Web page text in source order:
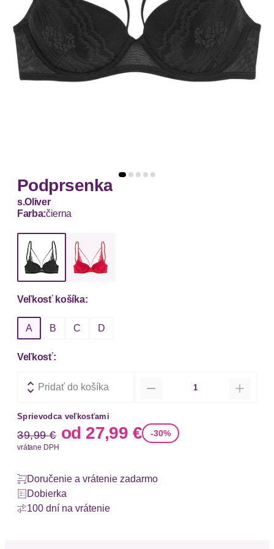
Podprsenka
s.Oliver
Farba:čierna
Veľkosť košíka:
A B C D
Veľkosť:
Pridať do košíka
Sprievodca veľkosťami
Stará cena
39,99 € odNová cena
27,99 € -30%
vrátane DPH
Doručenie a vrátenie zadarmo
Dobierka
100 dní na vrátenie